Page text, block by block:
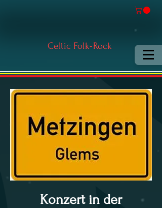
Celtic Folk-Rock
Konzert in der